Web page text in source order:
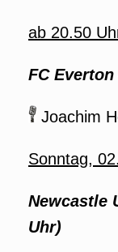
ab 20.50
FC
Joachim
Sonntag,
Newcastle
Uhr)